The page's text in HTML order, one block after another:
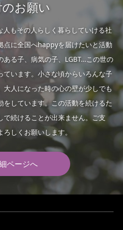
お願い
人もその人らしく暮らしていける社
点に全国へhappyを届けたいと活動
ある子、病気の子、LGBT…この世の
ています。小さな頃からいろんな子
人になった時の心の壁が少しでも
をしています。この活動を続けるた
で続けることが出来ません。ご支
しくお願いします。
ページへ